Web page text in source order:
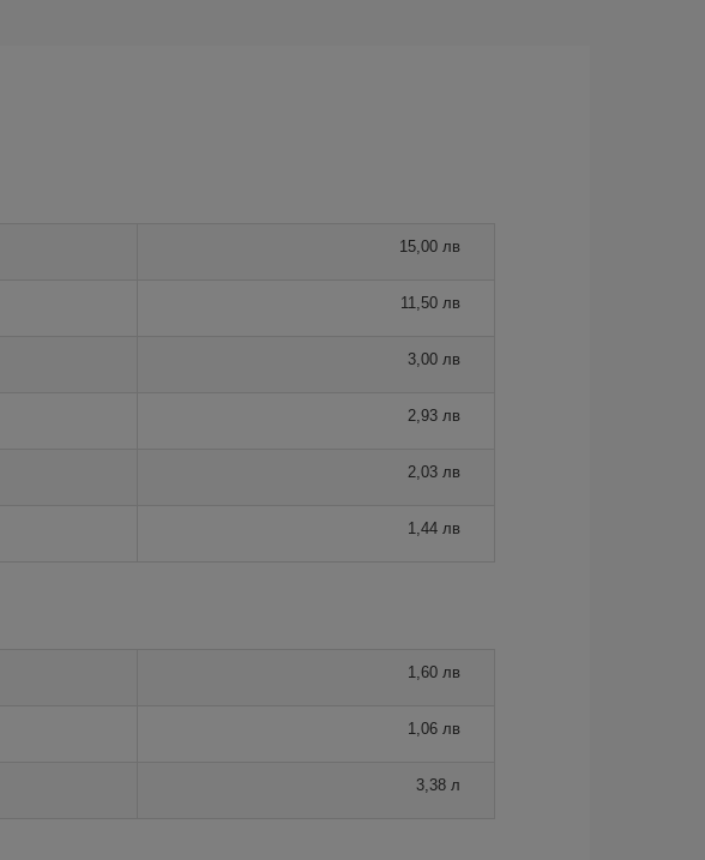
15,00 лв
11,50 лв
3,00 лв
2,93 лв
2,03 лв
1,44 лв
1,60 лв
1,06 лв
3,38 л